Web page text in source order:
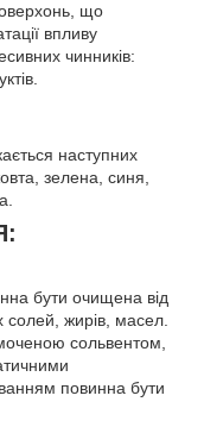
що
впливу
чинників:
наступних
зелена, синя,
бути очищена від
солей, жирів, масел.
сольвентом,
повинна бути